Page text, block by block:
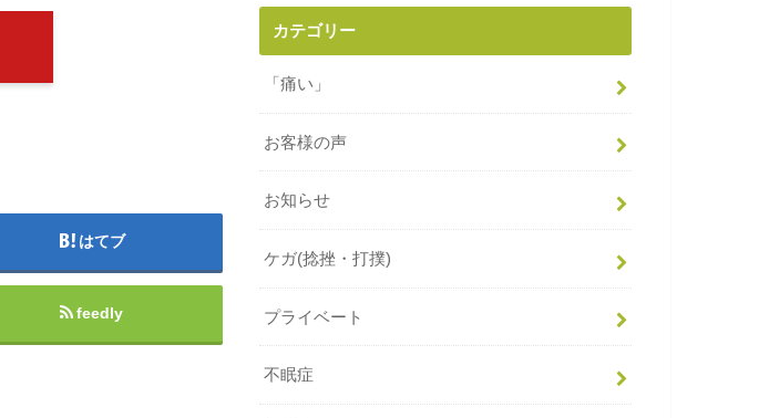
はてブ
feedly
カテゴリー
「痛い」
お客様の声
お知らせ
ケガ(捻挫・打撲)
プライベート
不眠症